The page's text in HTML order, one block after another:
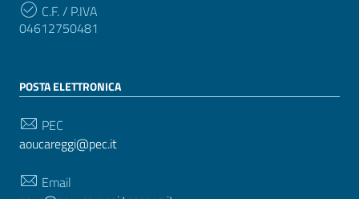
C.F. / P.IVA
04612750481
POSTA ELETTRONICA
PEC
aoucareggi@pec.it
Email